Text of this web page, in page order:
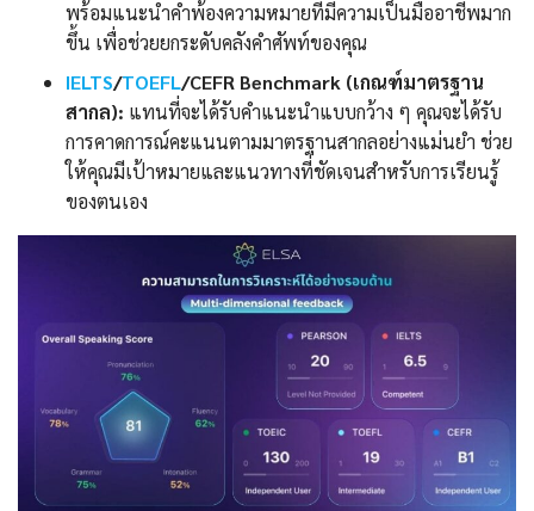
พร้อมแนะนำคำพ้องความหมายที่มีความเป็นมืออาชีพมาก
ขึ้น เพื่อช่วยยกระดับคลังคำศัพท์ของคุณ
IELTS/TOEFL/CEFR Benchmark (เกณฑ์มาตรฐาน
สากล): แทนที่จะได้รับคำแนะนำแบบกว้าง ๆ คุณจะได้รับ
การคาดการณ์คะแนนตามมาตรฐานสากลอย่างแม่นยำ ช่วย
ให้คุณมีเป้าหมายและแนวทางที่ชัดเจนสำหรับการเรียนรู้
ของตนเอง